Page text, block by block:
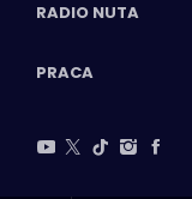
RADIO NUTA
PRACA